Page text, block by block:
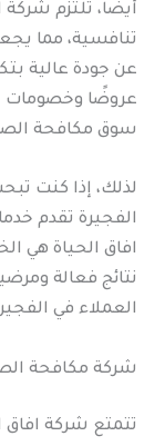
أيضًا، تلتزم
تنافسية، مما
عن جودة عالية
عروضًا وخصومات
سوق مكافحة
لذلك، إذا كنت
الفجيرة تقدم
افاق الحياة هي
نتائج فعالة
العملاء في
شركة مكافحة
تتمتع شركة